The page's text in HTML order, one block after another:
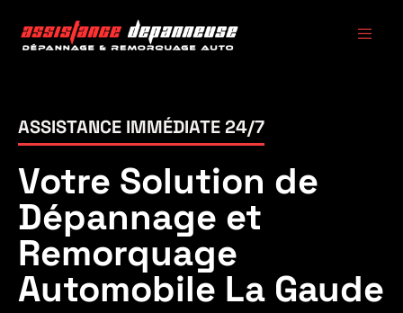
ASSISTANCE IMMÉDIATE 24/7
Votre Solution de
Dépannage et
Remorquage
Automobile La Gaude